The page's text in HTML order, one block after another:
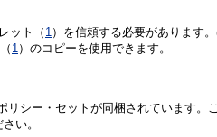
ット（1）を信頼する必要があります
1）のコピーを使用できます。
シー・セットが同梱されています。
い。